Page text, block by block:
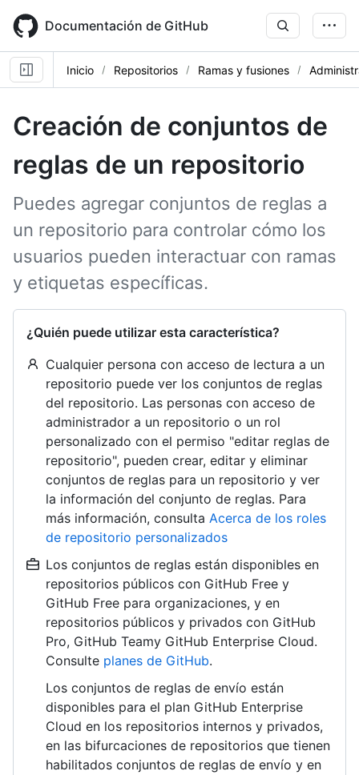
main
content
Documentación de GitHub
Inicio Repositorios Ramas y fusiones
Creación de conjuntos de
reglas de un repositorio
Puedes agregar conjuntos de reglas a
un repositorio para controlar cómo los
usuarios pueden interactuar con ramas
y etiquetas específicas.
¿Quién puede utilizar esta característica?
Cualquier persona con acceso de lectura a un
repositorio puede ver los conjuntos de reglas
del repositorio. Las personas con acceso de
administrador a un repositorio o un rol
personalizado con el permiso "editar reglas de
repositorio", pueden crear, editar y eliminar
conjuntos de reglas para un repositorio y ver
la información del conjunto de reglas. Para
más información, consulta Acerca de los roles
de repositorio personalizados
Los conjuntos de reglas están disponibles en
repositorios públicos con GitHub Free y
GitHub Free para organizaciones, y en
repositorios públicos y privados con GitHub
Pro, GitHub Teamy GitHub Enterprise Cloud.
Consulte planes de GitHub.
Los conjuntos de reglas de envío están
disponibles para el plan GitHub Enterprise
Cloud en los repositorios internos y privados,
en las bifurcaciones de repositorios que tienen
habilitados conjuntos de reglas de envío y en